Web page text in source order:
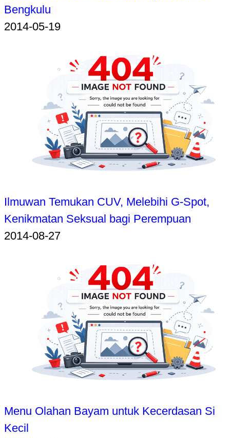
Bengkulu
2014-05-19
Ilmuwan Temukan CUV, Melebihi G-Spot,
Kenikmatan Seksual bagi Perempuan
2014-08-27
Menu Olahan Bayam untuk Kecerdasan Si
Kecil